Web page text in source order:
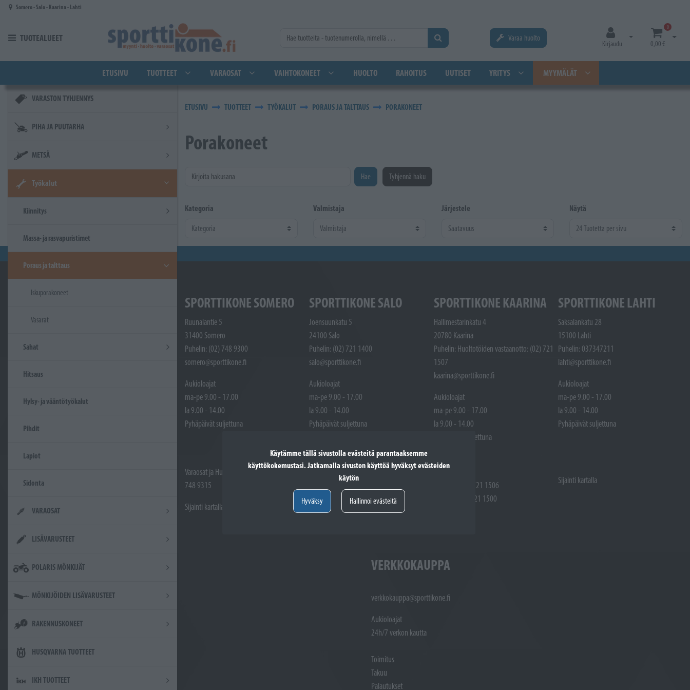
Käytämme tällä sivustolla evästeitä parantaaksemme
käyttökokemustasi. Jatkamalla sivuston käyttöä hyväksyt evästeiden
käytön
Hyväksy Hallinnoi evästeitä
Siirry pääsisältöön
Somero - Salo - Kaarina - Lahti
TUOTEALUEET Varaa huolto
Kirjaudu
Avaa kirjautuminen
0
0,00 €
Avaa
ETUSIVU TUOTTEET VARAOSAT VAIHTOKONEET HUOLTO RAHOITUS UUTISET YRITYS MYYMÄLÄT
VARASTON TYHJENNYS
PIHA JA PUUTARHA
METSÄ
Työkalut
Kiinnitys
Massa- ja rasvapuristimet
Poraus ja talttaus
Iskuporakoneet
Vasarat
Sahat
Hitsaus
Hylsy- ja vääntötyökalut
Pihdit
Lapiot
Sidonta
VARAOSAT
LISÄVARUSTEET
POLARIS MÖNKIJÄT
MÖNKIJÖIDEN LISÄVARUSTEET
RAKENNUSKONEET
HUSQVARNA TUOTTEET
IKH TUOTTEET
ETUSIVU TUOTTEET TYÖKALUT PORAUS JA TALTTAUS PORAKONEET
Porakoneet
Kirjoita hakusana Hae Tyhjennä haku
Kategoria Valmistaja Järjestele Näytä
SPORTTIKONE SOMERO
Ruunalantie 5
31400 Somero
Puhelin: (02) 748 9300
somero@sporttikone.fi
Aukioloajat
ma-pe 9.00 - 17.00
la 9.00 - 14.00
Pyhäpäivät suljettuna
Varaosat ja Huoltotöiden vastaanotto: (02)
748 9315
Sijainti kartalla
SPORTTIKONE SALO
Joensuunkatu 5
24100 Salo
Puhelin: (02) 721 1400
salo@sporttikone.fi
Aukioloajat
ma-pe 9.00 - 17.00
la 9.00 - 14.00
Pyhäpäivät suljettuna
Varaosat: (02) 721 1407
Huoltotöiden vastaanotto: 02 7211405
Sijainti kartalla
SPORTTIKONE KAARINA
Hallimestarinkatu 4
20780 Kaarina
Puhelin: Huoltotöiden vastaanotto: (02) 721
1507
kaarina@sporttikone.fi
Aukioloajat
ma-pe 9.00 - 17.00
la 9.00 - 14.00
Pyhäpäivät suljettuna
Varaosat: (02) 721 1506
Myynti : (02) 721 1500
SPORTTIKONE LAHTI
Saksalankatu 28
15100 Lahti
Puhelin: 037347211
lahti@sporttikone.fi
Aukioloajat
ma-pe 9.00 - 17.00
la 9.00 - 14.00
Pyhäpäivät suljettuna
Sijainti kartalla
VERKKOKAUPPA
verkkokauppa@sporttikone.fi
Aukioloajat
24h/7 verkon kautta
Toimitus
Takuu
Palautukset